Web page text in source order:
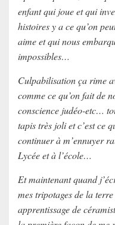
enfant qui joue et qui
histoires y a ce qu’on
aime et qui nous
impossibles…
Culpabilisation ça rime
comme ce qu’on fait de
conscience judéo-etc…
tapis très joli et c’est ce
continuer à m’ennuyer
Lycée et à l’école…
Et maintenant quand
mes tripotages de la
apprentissage de